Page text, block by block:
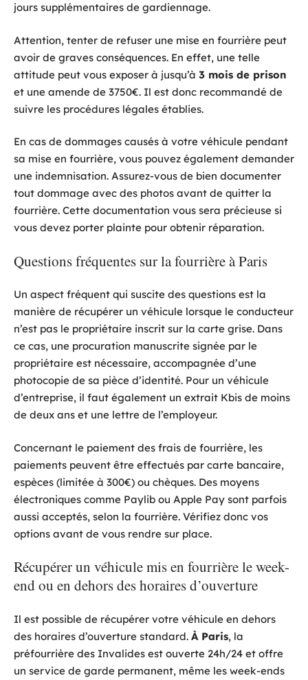
jours supplémentaires de gardiennage.
Attention, tenter de refuser une mise en fourrière peut
avoir de graves conséquences. En effet, une telle
attitude peut vous exposer à jusqu’à 3 mois de prison
et une amende de 3750€. Il est donc recommandé de
suivre les procédures légales établies.
En cas de dommages causés à votre véhicule pendant
sa mise en fourrière, vous pouvez également demander
une indemnisation. Assurez-vous de bien documenter
tout dommage avec des photos avant de quitter la
fourrière. Cette documentation vous sera précieuse si
vous devez porter plainte pour obtenir réparation.
Questions fréquentes sur la fourrière à Paris
Un aspect fréquent qui suscite des questions est la
manière de récupérer un véhicule lorsque le conducteur
n’est pas le propriétaire inscrit sur la carte grise. Dans
ce cas, une procuration manuscrite signée par le
propriétaire est nécessaire, accompagnée d’une
photocopie de sa pièce d’identité. Pour un véhicule
d’entreprise, il faut également un extrait Kbis de moins
de deux ans et une lettre de l’employeur.
Concernant le paiement des frais de fourrière, les
paiements peuvent être effectués par carte bancaire,
espèces (limitée à 300€) ou chèques. Des moyens
électroniques comme Paylib ou Apple Pay sont parfois
aussi acceptés, selon la fourrière. Vérifiez donc vos
options avant de vous rendre sur place.
Récupérer un véhicule mis en fourrière le week-
end ou en dehors des horaires d’ouverture
Il est possible de récupérer votre véhicule en dehors
des horaires d’ouverture standard. À Paris, la
préfourrière des Invalides est ouverte 24h/24 et offre
un service de garde permanent, même les week-ends